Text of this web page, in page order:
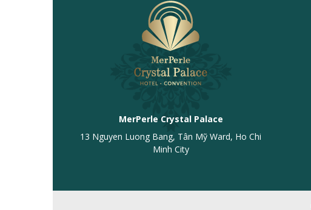
MerPerle Crystal Palace
13 Nguyen Luong Bang, Tân Mỹ Ward, Ho Chi
Minh City